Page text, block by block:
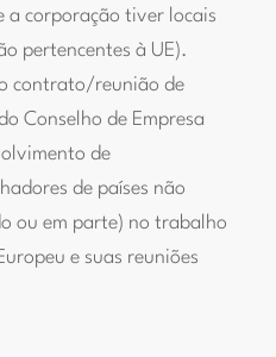
a corporação tiver locais
pertencentes à UE).
contrato/reunião de
Conselho de Empresa
de
de países não
ou em parte) no trabalho
e suas reuniões